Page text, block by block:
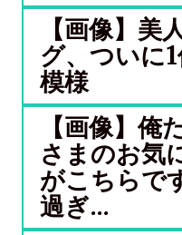
【画像】美
グ、ついに
模様
【画像】俺
さまのお気
がこちらで
過ぎ...